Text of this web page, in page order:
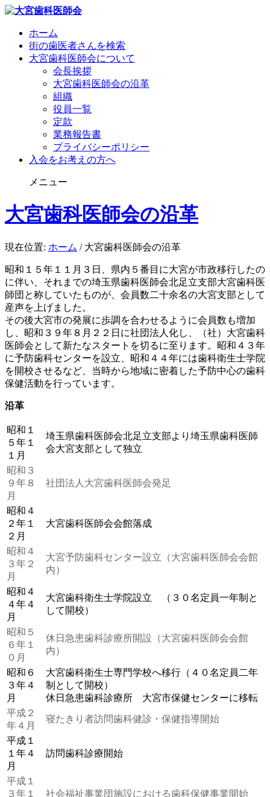
ホーム
街の歯医者さんを検索
大宮歯科医師会について
会長挨拶
大宮歯科医師会の沿革
組織
役員一覧
定款
業務報告書
プライバシーポリシー
入会をお考えの方へ
メニュー
大宮歯科医師会の沿革
現在位置: ホーム / 大宮歯科医師会の沿革
昭和１５年１１月３日、県内５番目に大宮が市政移行したの
に伴い、それまでの埼玉県歯科医師会北足立支部大宮歯科医
師団と称していたものが、会員数二十余名の大宮支部として
産声を上げました。
その後大宮市の発展に歩調を合わせるように会員数も増加
し、昭和３９年８月２２日に社団法人化し、（社）大宮歯科
医師会として新たなスタートを切るに至ります。昭和４３年
に予防歯科センターを設立、昭和４４年には歯科衛生士学院
を開校させるなど、当時から地域に密着した予防中心の歯科
保健活動を行っています。
沿革
昭和１
５年１
１月
埼玉県歯科医師会北足立支部より埼玉県歯科医師
会大宮支部として独立
昭和３
９年８
月
社団法人大宮歯科医師会発足
昭和４
２年１
２月
大宮歯科医師会会館落成
昭和４
３年２
月
大宮予防歯科センター設立（大宮歯科医師会会館
内）
昭和４
４年４
月
大宮歯科衛生士学院設立 （３０名定員一年制と
して開校）
昭和５
６年１
０月
休日急患歯科診療所開設（大宮歯科医師会会館
内）
昭和６
３年４
月
大宮歯科衛生士専門学校へ移行（４０名定員二年
制として開校）
休日急患歯科診療所 大宮市保健センターに移転
平成２
年４月
寝たきり者訪問歯科健診・保健指導開始
平成１
１年４
月
訪問歯科診療開始
平成１
３年１
社会福祉事業団施設における歯科保健事業開始